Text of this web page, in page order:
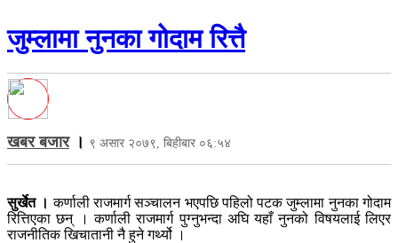
जुम्लामा नुनका गोदाम रित्तै
खबर बजार। ९ असार २०७९, बिहीबार ०६:५४
सुर्खेत । कर्णाली राजमार्ग सञ्चालन भएपछि पहिलो पटक जुम्लामा नुनका गोदाम
रित्तिएका छन् । कर्णाली राजमार्ग पुग्नुभन्दा अघि यहाँ नुनको विषयलाई लिएर
राजनीतिक खिचातानी नै हुने गर्थ्यो ।